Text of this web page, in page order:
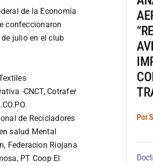
de la Economía
confeccionaron
julio en el club
-CNCT, Cotrafer
de Recicladores
salud Mental
Federacion Riojana
PT Coop El
Por